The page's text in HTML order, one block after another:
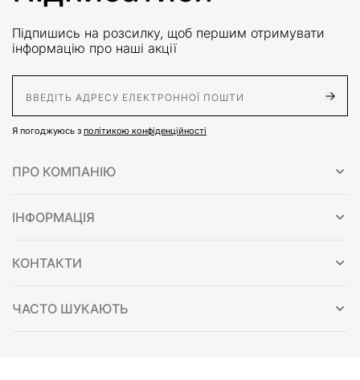
Підпишись на розсилку, щоб першим отримувати
інформацію про наші акції
Я погоджуюсь з політикою конфіденційності
ПРО КОМПАНІЮ
ІНФОРМАЦІЯ
КОНТАКТИ
ЧАСТО ШУКАЮТЬ